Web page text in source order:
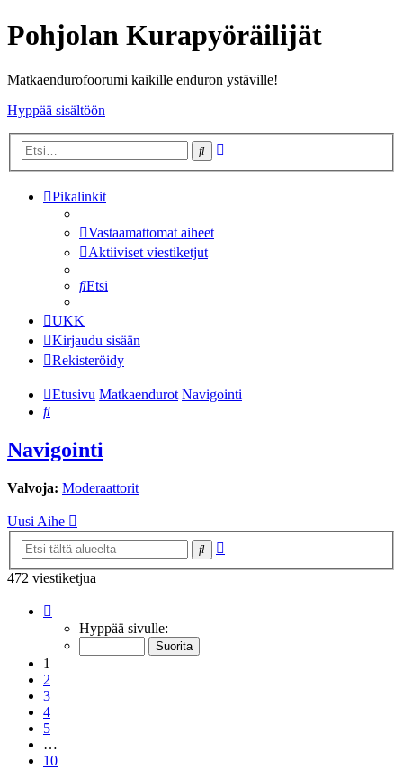
Pohjolan Kurapyöräilijät
Matkaendurofoorumi kaikille enduron ystäville!
Hyppää sisältöön
Etsi
Pikalinkit
Vastaamattomat aiheet
Aktiiviset viestiketjut
Etsi
UKK
Kirjaudu sisään
Rekisteröidy
Etusivu Matkaendurot Navigointi
Etsi
Navigointi
Valvoja: Moderaattorit
Uusi Aihe
Etsi
472 viestiketjua
10 Hyppää sivulle:
1
2
3
4
5
…
10